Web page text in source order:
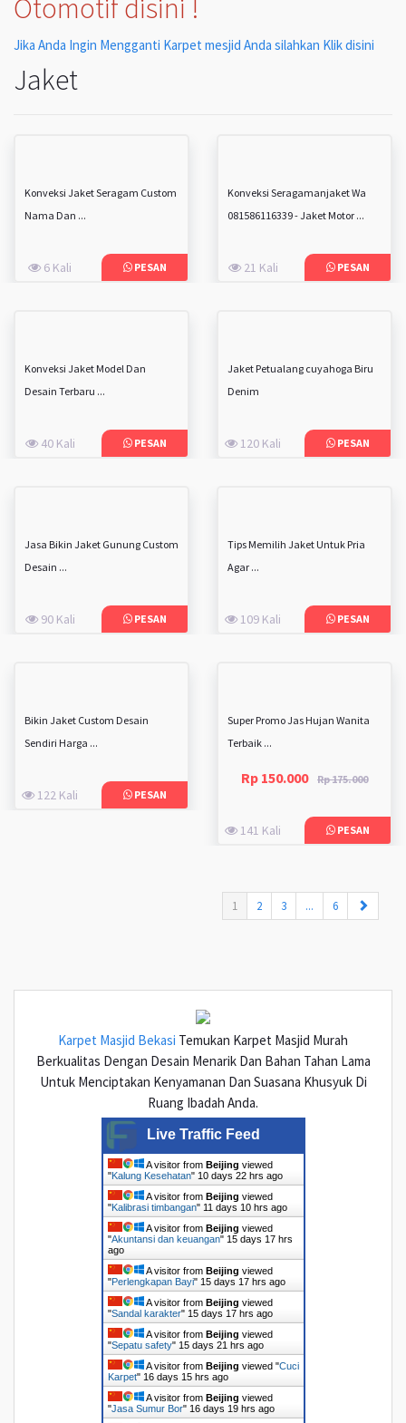
Otomotif disini !
Jika Anda Ingin Mengganti Karpet mesjid Anda silahkan Klik disini
Jaket
Konveksi Jaket Seragam Custom
Nama Dan ...
6 Kali PESAN
Konveksi Seragamanjaket Wa
081586116339 - Jaket Motor ...
21 Kali PESAN
Konveksi Jaket Model Dan
Desain Terbaru ...
40 Kali PESAN
Jaket Petualang cuyahoga Biru
Denim
120 Kali PESAN
Jasa Bikin Jaket Gunung Custom
Desain ...
90 Kali PESAN
Tips Memilih Jaket Untuk Pria
Agar ...
109 Kali PESAN
Bikin Jaket Custom Desain
Sendiri Harga ...
122 Kali PESAN
Super Promo Jas Hujan Wanita
Terbaik ...
Rp 150.000 Rp 175.000
141 Kali PESAN
1 (current)
2 3 ... 6
Karpet Masjid Bekasi Temukan Karpet Masjid Murah
Berkualitas Dengan Desain Menarik Dan Bahan Tahan Lama
Untuk Menciptakan Kenyamanan Dan Suasana Khusyuk Di
Ruang Ibadah Anda.
Live Traffic Feed
A visitor from Beijing viewed
"Kalung Kesehatan" 10 days 22 hrs ago
A visitor from Beijing viewed
"Kalibrasi timbangan" 11 days 10 hrs ago
A visitor from Beijing viewed
"Akuntansi dan keuangan" 15 days 17 hrs
ago
A visitor from Beijing viewed
"Perlengkapan Bayi" 15 days 17 hrs ago
A visitor from Beijing viewed
"Sandal karakter" 15 days 17 hrs ago
A visitor from Beijing viewed
"Sepatu safety" 15 days 21 hrs ago
A visitor from Beijing viewed "Cuci
Karpet" 16 days 15 hrs ago
A visitor from Beijing viewed
"Jasa Sumur Bor" 16 days 19 hrs ago